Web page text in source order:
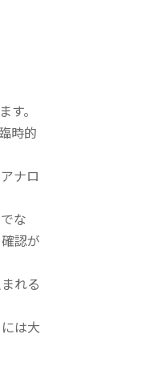
。
時的
ナロ
な
認が
れる
は大